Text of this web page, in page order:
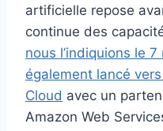
artificielle repose
continue des
nous l’indiquions le
également lancé
Cloud avec un
Amazon Web